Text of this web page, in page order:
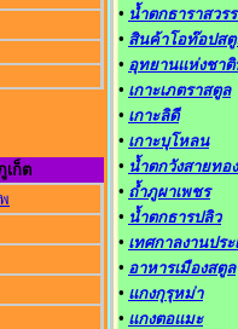
เก็ต
• น้ำตกธาราสวร
• สินค้าโอท๊อปส
• อุทยานแห่งชาติ
• เกาะเภตราสตูล
• เกาะลิดี
• เกาะบุโหลน
• น้ำตกวังสายทอง
• ถ้ำภูผาเพชร
• น้ำตกธารปลิว
• เทศกาลงานปร
• อาหารเมืองสตูล
• แกงกุรุหม่า
• แกงตอแมะ